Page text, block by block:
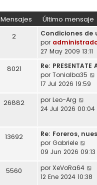
Mensajes Último mensaje
2
Condiciones de
por
27 May 2009 13:11
8021
Re: PRESENTATE
por Tonialba35
17 Jul 2026 19:59
26882 por Leo-Arg
e
l
t
i
o
m
24 Jul 2026 00:04
13692
Re: Foreros,
por Gabriele
e
ú
l
09 Jun 2026 09:13
5560 por XeVoRa64
12 Ene 2024 10:38